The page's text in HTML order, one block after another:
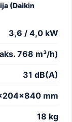
(Daikin
3,6 / 4,0 kW
768 m³/h)
31 dB(A)
mm
18 kg